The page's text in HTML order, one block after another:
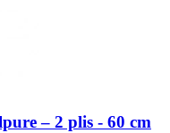
– 2 plis - 60 cm